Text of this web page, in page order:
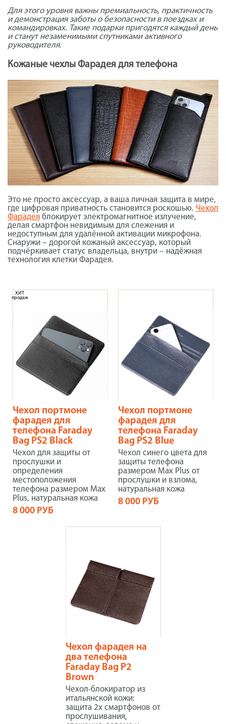
Для этого уровня важны премиальность, практичность
и демонстрация заботы о безопасности в поездках и
командировках. Такие подарки пригодятся каждый день
и станут незаменимыми спутниками активного
руководителя.
Кожаные чехлы Фарадея для телефона
Это не просто аксессуар, а ваша личная защита в мире,
где цифровая приватность становится роскошью. Чехол
Фарадея блокирует электромагнитное излучение,
делая смартфон невидимым для слежения и
недоступным для удалённой активации микрофона.
Снаружи – дорогой кожаный аксессуар, который
подчёркивает статус владельца, внутри – надёжная
технология клетки Фарадея.
Чехол портмоне
фарадея для
телефона Faraday
Bag PS2 Black
Чехол для защиты от
прослушки и
определения
местоположения
телефона размером Max
Plus, натуральная кожа
ХИТ
продаж
8 000 РУБ
Чехол портмоне
фарадея для
телефона Faraday
Bag PS2 Blue
Чехол синего цвета для
защиты телефона
размером Max Plus от
прослушки и взлома,
натуральная кожа
8 000 РУБ
Чехол фарадея на
два телефона
Faraday Bag P2
Brown
Чехол-блокиратор из
итальянской кожи:
защита 2х смартфонов от
прослушивания,